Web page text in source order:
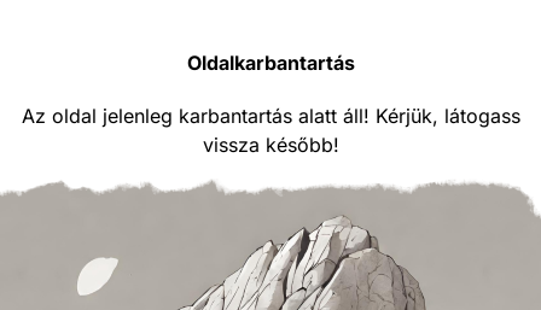
Oldalkarbantartás
Az oldal jelenleg karbantartás alatt áll! Kérjük, látogass
vissza később!